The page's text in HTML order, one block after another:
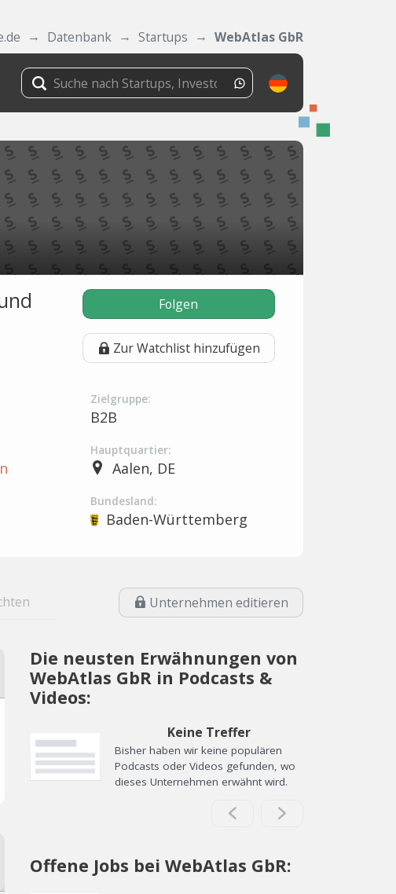
Datenbank Startups WebAtlas GbR
Folgen
Zur Watchlist hinzufügen
Zielgruppe:
B2B
Hauptquartier:
Aalen, DE
Bundesland:
Baden-Württemberg
Unternehmen editieren
Die neusten Erwähnungen von
WebAtlas GbR in Podcasts &
Videos:
Keine Treffer
Bisher haben wir keine populären
Podcasts oder Videos gefunden, wo
dieses Unternehmen erwähnt wird.
Offene Jobs bei WebAtlas GbR: